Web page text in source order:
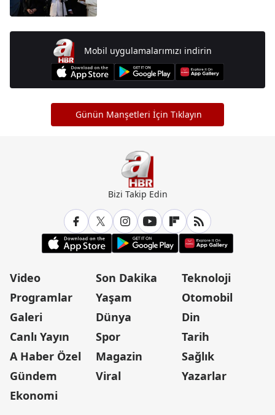
Mobil uygulamalarımızı indirin
Günün Manşetleri İçin Tıklayın
Bizi Takip Edin
Video
Programlar
Galeri
Canlı Yayın
A Haber Özel
Gündem
Ekonomi
Son Dakika
Yaşam
Dünya
Spor
Magazin
Viral
Teknoloji
Otomobil
Din
Tarih
Sağlık
Yazarlar